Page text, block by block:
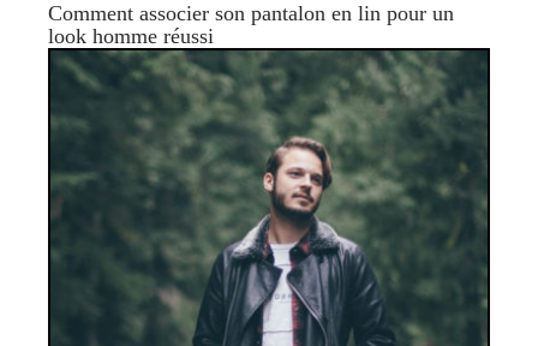
Comment associer son pantalon en lin pour un
look homme réussi